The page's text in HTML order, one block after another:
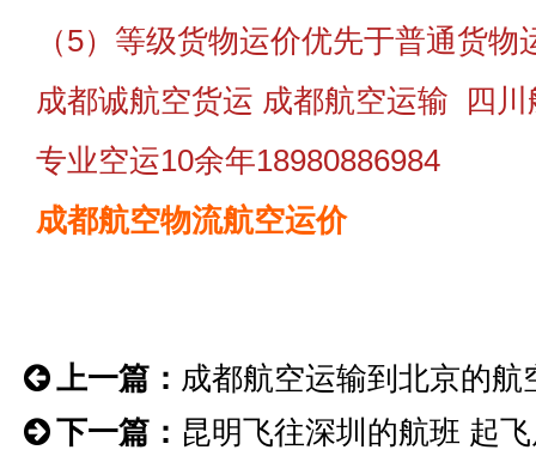
（5）等级货物运价优先于普通货物
成都诚航空货运 成都航空运输 四
专业空运10余年18980886984
成都航空物流航空运价
上一篇： 成都航空运输到北京的航
下一篇： 昆明飞往深圳的航班 起